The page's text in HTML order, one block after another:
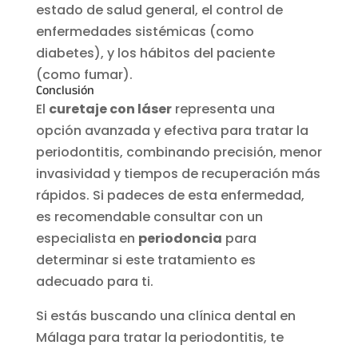
estado de salud general, el control de
enfermedades sistémicas (como
diabetes), y los hábitos del paciente
(como fumar).
Conclusión
El curetaje con láserrepresenta una
opción avanzada y efectiva para tratar la
periodontitis, combinando precisión, menor
invasividad y tiempos de recuperación más
rápidos. Si padeces de esta enfermedad,
es recomendable consultar con un
especialista en periodoncia para
determinar si este tratamiento es
adecuado para ti.
Si estás buscando una clínica dental en
Málaga para tratar la periodontitis, te